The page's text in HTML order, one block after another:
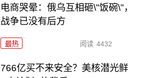
电商哭晕：俄乌互相砸\"饭碗\"，
战争已没有后方
最热 阅读 4432
766亿买不来安全？美核潜光鲜